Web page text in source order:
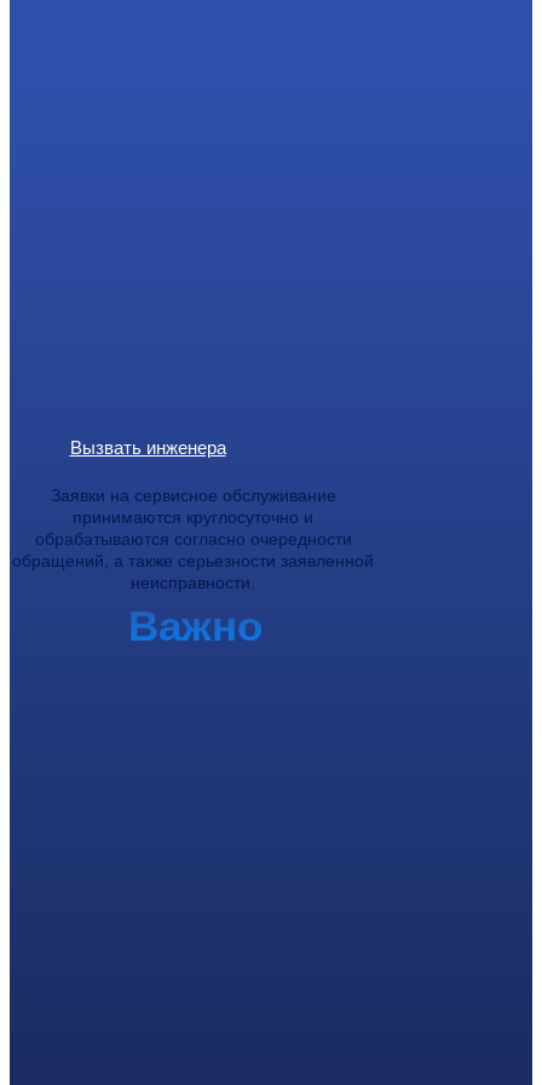
Вызвать инженера
Заявки на сервисное обслуживание
принимаются круглосуточно и
обрабатываются согласно очередности
обращений, а также серьезности заявленной
неисправности.
Важно